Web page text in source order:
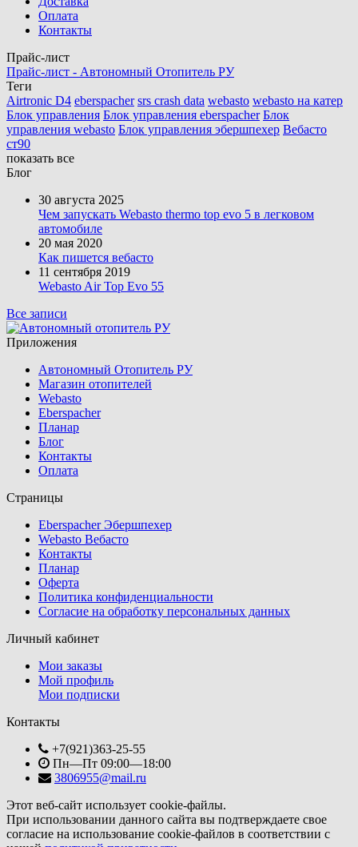
Оплата
Контакты
Прайс-лист
Прайс-лист - Автономный Отопитель РУ
Теги
Airtronic D4 eberspacher srs crash data webasto webasto на катер
Блок управления Блок управления eberspacher Блок
управления webasto Блок управления эбершпехер Вебасто
ст90
показать все
Блог
30 августа 2025
Чем запускать Webasto thermo top evo 5 в легковом
автомобиле
20 мая 2020
Как пишется вебасто
11 сентября 2019
Webasto Air Top Evo 55
Все записи
Приложения
Автономный Отопитель РУ
Магазин отопителей
Webasto
Eberspacher
Планар
Блог
Контакты
Оплата
Страницы
Eberspacher Эбершпехер
Webasto Вебасто
Контакты
Планар
Оферта
Политика конфиденциальности
Согласие на обработку персональных данных
Личный кабинет
Мои заказы
Мой профиль
Мои подписки
Контакты
+7(921)363-25-55
Пн—Пт 09:00—18:00
3806955@mail.ru
Этот веб-сайт использует cookie-файлы.
При использовании данного сайта вы подтверждаете свое
согласие на использование cookie-файлов в соответствии с